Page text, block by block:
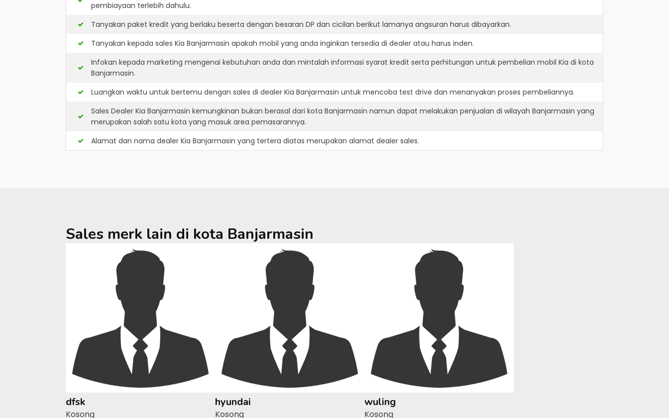
pembiayaan terlebih dahulu.
Tanyakan paket kredit yang berlaku beserta dengan besaran DP dan cicilan berikut lamanya angsuran harus dibayarkan.
Tanyakan kepada sales Kia Banjarmasin apakah mobil yang anda inginkan tersedia di dealer atau harus inden.
Infokan kepada marketing mengenai kebutuhan anda dan mintalah informasi syarat kredit serta perhitungan untuk pembelian mobil Kia di kota
Banjarmasin.
Luangkan waktu untuk bertemu dengan sales di dealer Kia Banjarmasin untuk mencoba test drive dan menanyakan proses pembeliannya.
Sales Dealer Kia Banjarmasin kemungkinan bukan berasal dari kota Banjarmasin namun dapat melakukan penjualan di wilayah Banjarmasin yang
merupakan salah satu kota yang masuk area pemasarannya.
Alamat dan nama dealer Kia Banjarmasin yang tertera diatas merupakan alamat dealer sales.
Sales merk lain di kota Banjarmasin
dfsk
Kosong
hyundai
Kosong
wuling
Kosong